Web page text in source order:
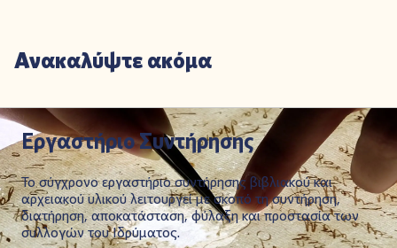
Ανακαλύψτε ακόμα
Εργαστήριο Συντήρησης
Το σύγχρονο εργαστήριο συντήρησης βιβλιακού και
αρχειακού υλικού λειτουργεί με σκοπό τη συντήρηση,
διατήρηση, αποκατάσταση, φύλαξη και προστασία των
συλλογών του Ιδρύματος.